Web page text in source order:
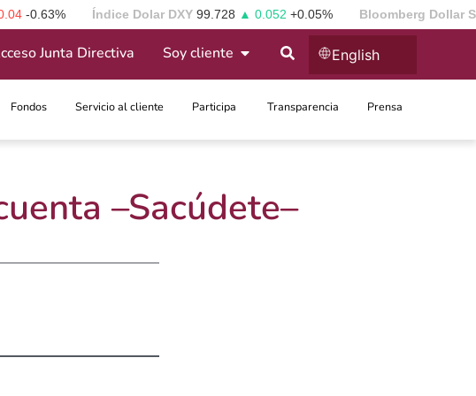
-0.63% Índice Dolar DXY 99.728 ▲ 0.052 +0.05% Bloomberg Dollar
Junta Directiva Soy cliente English
Fondos Servicio al cliente Participa ​ Transparencia Prensa
–Sacúdete–